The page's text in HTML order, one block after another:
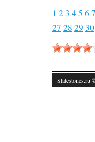
1 2 3 45 6 7
27 28 29 30